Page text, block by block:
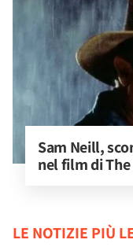
Sam Neill,
nel film di
LE NOTIZIE PIÙ